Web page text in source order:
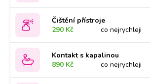
Čištění přístroje
290 Kč
co nejrychleji
Kontakt s kapalinou
890 Kč
co nejrychleji